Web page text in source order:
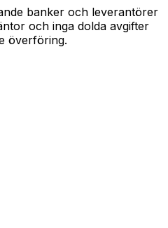
banker och leverantörer
och inga dolda avgifter
överföring.